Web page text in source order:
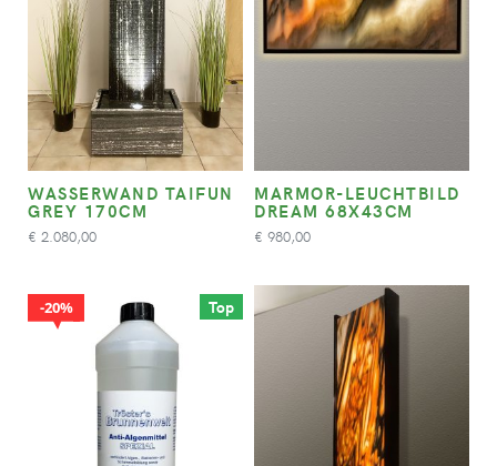
WASSERWAND TAIFUN
GREY 170CM
€ 2.080,00
MARMOR-LEUCHTBILD
DREAM 68X43CM
€ 980,00
Top
20%